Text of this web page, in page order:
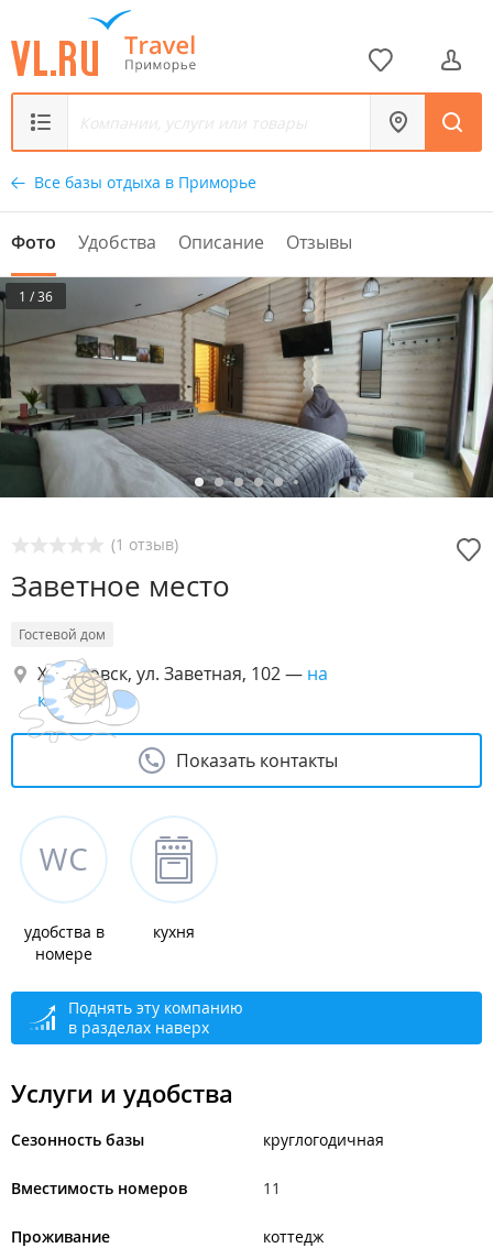
Все базы отдыха в Приморье
Фото Удобства Описание Отзывы
1 / 36
(1 отзыв)
Заветное место
Гостевой дом
Хабаровск, ул. Заветная, 102— на
карте
Показать контакты
удобства в
номере
кухня
Поднять эту компанию
в разделах наверх
Услуги и удобства
Сезонность базы круглогодичная
Вместимость номеров 11
Проживание коттедж